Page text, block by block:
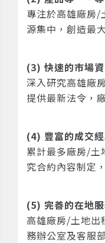
專注於高雄廠房/
源集中，創造最
(3) 快速的市場
深入研究高雄廠
提供最新法令，
(4) 豐富的成交
累計最多廠房/土
究合約內容制定
(5) 完善的在地
高雄廠房/土地出
務辦公室及客服